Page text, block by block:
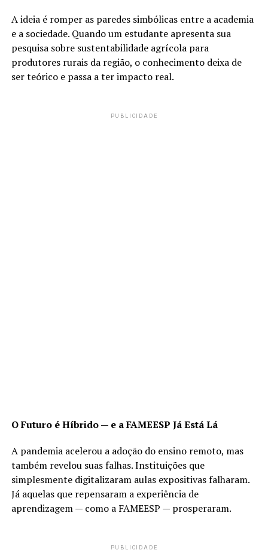
A ideia é romper as paredes simbólicas entre a academia
e a sociedade. Quando um estudante apresenta sua
pesquisa sobre sustentabilidade agrícola para
produtores rurais da região, o conhecimento deixa de
ser teórico e passa a ter impacto real.
PUBLICIDADE
O Futuro é Híbrido — e a FAMEESP Já Está Lá
A pandemia acelerou a adoção do ensino remoto, mas
também revelou suas falhas. Instituições que
simplesmente digitalizaram aulas expositivas falharam.
Já aquelas que repensaram a experiência de
aprendizagem — como a FAMEESP — prosperaram.
PUBLICIDADE